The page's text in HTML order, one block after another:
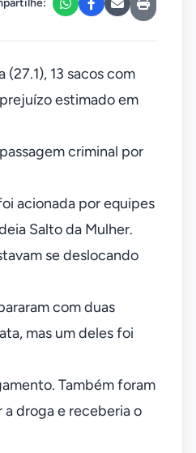
13 sacos com
estimado em
criminal por
acionada por equipes
Salto da Mulher.
se deslocando
com duas
mas um deles foi
Também foram
a droga e receberia o